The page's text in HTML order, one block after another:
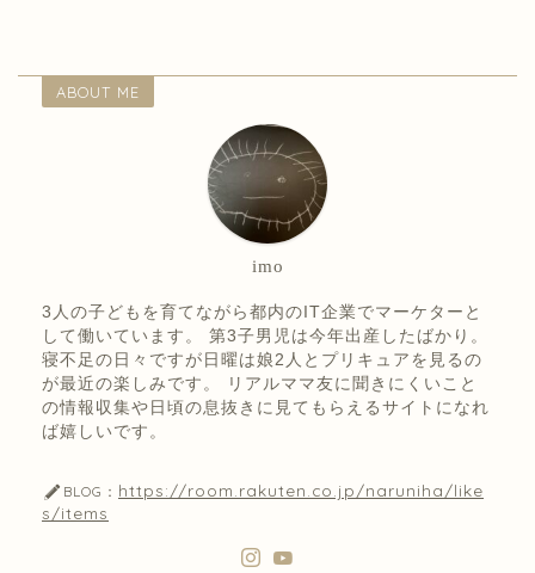
ABOUT ME
imo
3人の子どもを育てながら都内のIT企業でマーケターと
して働いています。 第3子男児は今年出産したばかり。
寝不足の日々ですが日曜は娘2人とプリキュアを見るの
が最近の楽しみです。 リアルママ友に聞きにくいこと
の情報収集や日頃の息抜きに見てもらえるサイトになれ
ば嬉しいです。
BLOG： https://room.rakuten.co.jp/naruniha/like
s/items